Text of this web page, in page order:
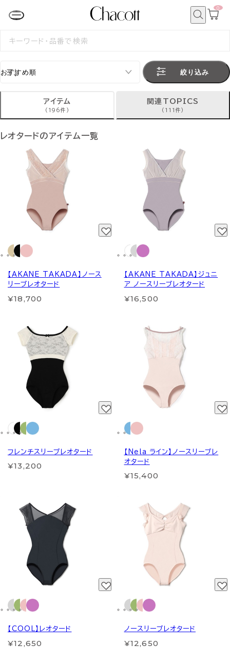
カ
0
検
絞り込み
アイテム
(196件)
関連TOPICS
(111件)
レオタードのアイテム一覧
【AKANE TAKADA】ノース
リーブレオタード
¥18,700
【AKANE TAKADA】ジュニ
ア ノースリーブレオタード
¥16,500
フレンチスリーブレオタード
¥13,200
【Nela ライン】ノースリーブレ
オタード
¥15,400
【COOL】レオタード
¥12,650
ノースリーブレオタード
¥12,650